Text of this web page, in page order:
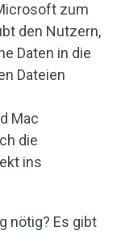
zum
den Nutzern,
Daten in die
Dateien
Mac
die
ins
nötig? Es gibt